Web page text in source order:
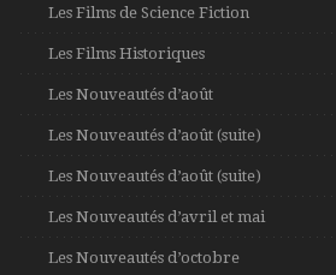
Les Films de Science Fiction
Les Films Historiques
Les Nouveautés d’août
Les Nouveautés d’août (suite)
Les Nouveautés d’août (suite)
Les Nouveautés d’avril et mai
Les Nouveautés d’octobre